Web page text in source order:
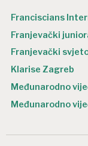
Franciscians
Franjevački
Franjevački
Klarise Zagreb
Međunarodno
Međunarodno